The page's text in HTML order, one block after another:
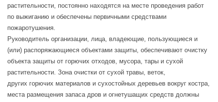
растительности, постоянно находятся на месте проведения работ
по выжиганию и обеспечены первичными средствами
пожаротушения.
Руководитель организации, лица, владеющие, пользующиеся и
(или) распоряжающиеся объектами защиты, обеспечивают очистку
объекта защиты от горючих отходов, мусора, тары и сухой
растительности. Зона очистки от сухой травы, веток,
других горючих материалов и сухостойных деревьев вокруг костра,
места размещения запаса дров и огнетушащих средств должны